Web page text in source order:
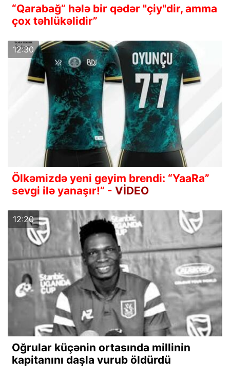
“Qarabağ” hələ bir qədər "çiy"dir, amma
çox təhlükəlidir”
12:30
Ölkəmizdə yeni geyim brendi: “YaaRa”
sevgi ilə yanaşır!” - VİDEO
12:20
Oğrular küçənin ortasında millinin
kapitanını daşla vurub öldürdü